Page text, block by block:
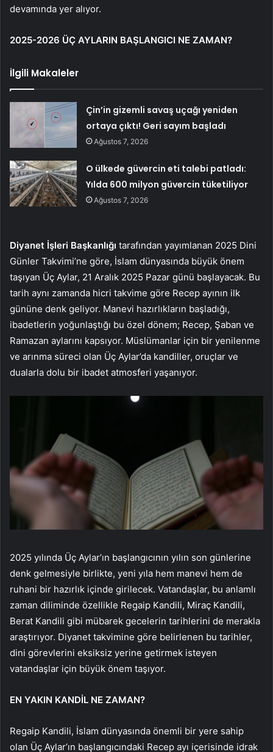
devamında yer alıyor.
2025-2026 ÜÇ AYLARIN BAŞLANGICI NE ZAMAN?
İlgili Makaleler
Çin’in gizemli savaş uçağı yeniden
ortaya çıktı! Geri sayım başladı
Ağustos 7, 2026
O ülkede güvercin eti talebi patladı:
Yılda 600 milyon güvercin tüketiliyor
Ağustos 7, 2026
Diyanet İşleri Başkanlığı tarafından yayımlanan 2025 Dini
Günler Takvimi’ne göre, İslam dünyasında büyük önem
taşıyan Üç Aylar, 21 Aralık 2025 Pazar günü başlayacak. Bu
tarih aynı zamanda hicri takvime göre Recep ayının ilk
gününe denk geliyor. Manevi hazırlıkların başladığı,
ibadetlerin yoğunlaştığı bu özel dönem; Recep, Şaban ve
Ramazan aylarını kapsıyor. Müslümanlar için bir yenilenme
ve arınma süreci olan Üç Aylar’da kandiller, oruçlar ve
dualarla dolu bir ibadet atmosferi yaşanıyor.
2025 yılında Üç Aylar’ın başlangıcının yılın son günlerine
denk gelmesiyle birlikte, yeni yıla hem manevi hem de
ruhani bir hazırlık içinde girilecek. Vatandaşlar, bu anlamlı
zaman diliminde özellikle Regaip Kandili, Miraç Kandili,
Berat Kandili gibi mübarek gecelerin tarihlerini de merakla
araştırıyor. Diyanet takvimine göre belirlenen bu tarihler,
dini görevlerini eksiksiz yerine getirmek isteyen
vatandaşlar için büyük önem taşıyor.
EN YAKIN KANDİL NE ZAMAN?
Regaip Kandili, İslam dünyasında önemli bir yere sahip
olan Üç Aylar’ın başlangıcındaki Recep ayı içerisinde idrak